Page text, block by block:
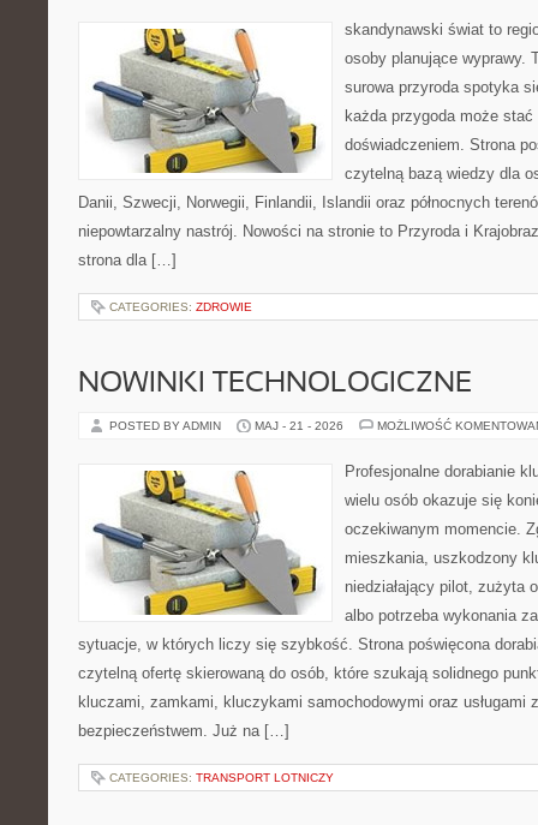
skandynawski świat to
osoby planujące wyprawy.
surowa przyroda spotyka
każda przygoda może
doświadczeniem. Strona
czytelną bazą wiedzy dla
Danii, Szwecji, Norwegii, Finlandii, Islandii oraz północnych
niepowtarzalny nastrój. Nowości na stronie to Przyroda i
strona dla […]
CATEGORIES: ZDROWIE
NOWINKI TECHNOLOGICZNE
POSTED BY ADMIN MAJ - 21 - 2026 MOŻLIWOŚĆ
Profesjonalne dorabianie
wielu osób okazuje się
oczekiwanym momencie.
mieszkania, uszkodzony
niedziałający pilot, zużyta
albo potrzeba wykonania
sytuacje, w których liczy się szybkość. Strona poświęcona
czytelną ofertę skierowaną do osób, które szukają solidnego
kluczami, zamkami, kluczykami samochodowymi oraz usługami
bezpieczeństwem. Już na […]
CATEGORIES: TRANSPORT LOTNICZY